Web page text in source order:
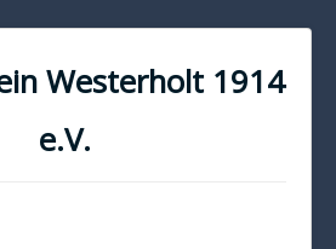
Westerholt 1914
e.V.